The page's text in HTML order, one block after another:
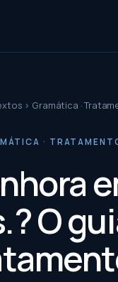
› Gramática ·
·
O